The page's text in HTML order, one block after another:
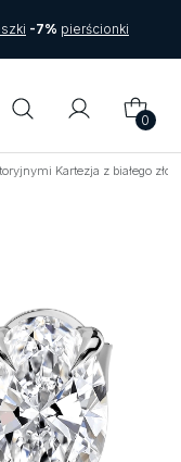
-7% pierścionki
0
Kartezja z białego